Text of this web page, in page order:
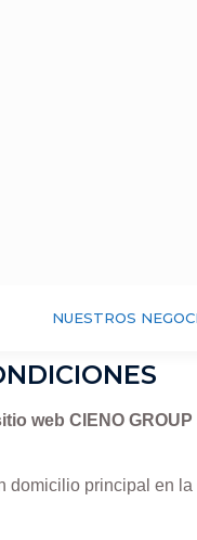
NUESTROS
web CIENO GROUP
domicilio principal en